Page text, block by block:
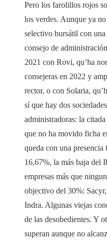
Pero los farolillos rojos
los verdes. Aunque ya
selectivo bursátil con
consejo de
2021 con Rovi, qu’ha
consejeras en 2022 y
rector, o con Solaria,
sí que hay dos
administradoras: la
que no ha movido ficha
queda con una presencia
16,67%, la más baja del
empresas más que
objectivo del 30%:
Indra. Algunas viejas
de las desobedientes. Y
superan aunque no